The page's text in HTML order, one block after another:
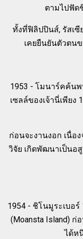
ตามไปฟัด
ทั้งที่ฟิลิปปินส์, รัสเซี
เคยยืนยันตัวตน
1953 - โมนาร์คค้น
เซลล์ของเจ้านี่เพียง
ก่อนจะงานงอก เนื่อ
วิจัย เกิดพัฒนาเป็นอ
1954 - ชิโนมูระเบอ
(Moansta Island)
ได้ห